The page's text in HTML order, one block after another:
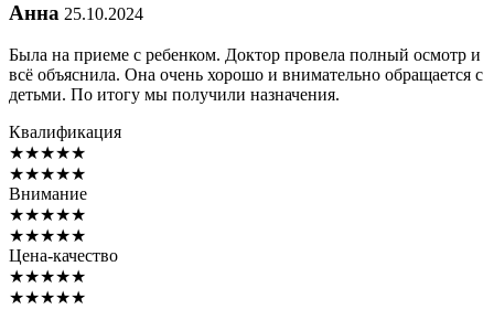
Анна 25.10.2024
Была на приеме с ребенком. Доктор провела полный осмотр и
всё объяснила. Она очень хорошо и внимательно обращается с
детьми. По итогу мы получили назначения.
Квалификация
★★★★★
★★★★★
Внимание
★★★★★
★★★★★
Цена-качество
★★★★★
★★★★★